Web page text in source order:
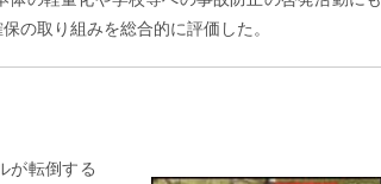
の取り組みを総合的に評価した。
が転倒する